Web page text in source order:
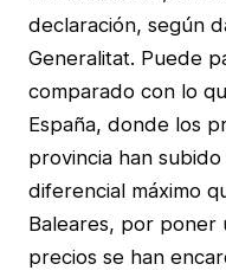
declaración, según
Generalitat. Puede
comparado con lo
España, donde los
provincia han
diferencial máximo
Baleares, por poner
precios se han